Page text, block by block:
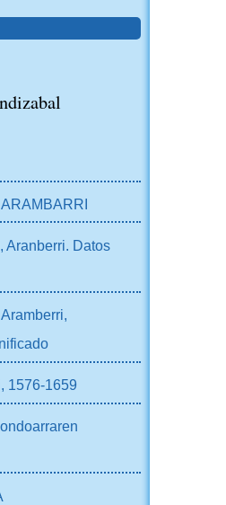
Aranberri. Datos
1576-1659